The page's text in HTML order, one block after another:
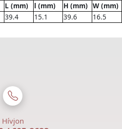
L (mm) l (mm) H (mm) W (mm)
39.4 15.1 39.6 16.5
Hívjon